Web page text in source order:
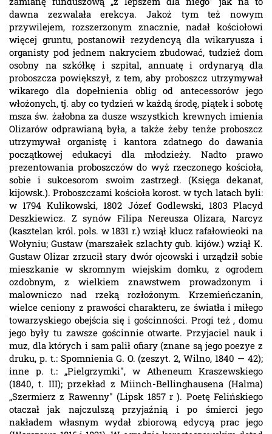
dawna zezwalała erekcya. Jakoż tym też nowym
przywilejem, rozszerzonym znacznie, nadał kościołowi
więcej gruntu, postanowił rezydencyą dla wikaryusza i
organisty pod jednem nakryciem zbudować, tudzież dom
osobny na szkółkę i szpital, annuatę i ordynaryą dla
proboszcza powiększył, z tem, aby proboszcz utrzymywał
wikarego dla dopełnienia oblig od antecessorów jego
włożonych, tj. aby co tydzień w każdą środę, piątek i sobotę
msza św. żałobna za dusze wszystkich krewnych imienia
Olizarów odprawianą była, a także żeby tenże proboszcz
utrzymywał organistę i kantora zdatnego do dawania
początkowej edukacyi dla młodzieży. Nadto prawo
prezentowania proboszczów do wyż rzeczonego kościoła,
sobie i sukcesorom swoim zastrzegł. (Księga dekanat,
kijowsk.). Proboszczami kościoła korost. w tych latach byli:
w 1794 Kulikowski, 1802 Józef Godlewski, 1803 Placyd
Deszkiewicz. Z synów Filipa Nereusza Olizara, Narcyz
(kasztelan król. pols. w 1831 r.) wziął klucz rafałowieoki na
Wołyniu; Gustaw (marszałek szlachty gub. kijów.) wziął K.
Gustaw Olizar zrzucił stary dwór ojcowski i urządził sobie
mieszkanie w skromnym wiejskim domku, z ogrodem
ozdobnym, z wielkiem znawstwem prowadzonym i
malowniczo nad rzeką rozłożonym. Krzemieńczanin,
wielce ceniony z prawości charakteru, ze światła i miłego
towarzyskiego obejścia się i gościnności. Progi też , domu
jego były tu zawsze gościnnie otwarte. Przyjaciel nauk i
muz, dla których i sam palił ofiary (znane są jego poezye z
druku, p. t.: Spomnienia G. O. (zeszyt. 2, Wilno, 1840 — 42);
inne p. t.: „Pielgrzymki", w Atheneum Kraszewskiego
(1840, t. III); przekład z Miinch-Bellinghausena (Halma)
„Szermierz z Rawenny" (Lipsk 1857 r ). Poetę Felińskiego
otaczał jak najczulszą przyjaźnią i po śmierci jego
nakładem własnym wydał zbiorową edycyą prac jego